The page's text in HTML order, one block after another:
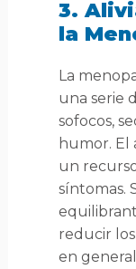
3.
la
La
una serie
sofocos,
humor. El
un
síntomas.
reducir
en